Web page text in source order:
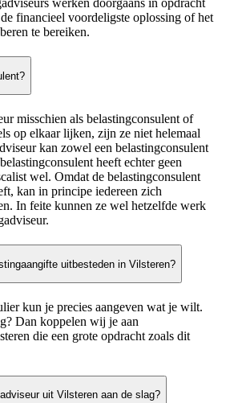
werken doorgaans in opdracht
financieel voordeligste oplossing of het
te bereiken.
misschien als belastingconsulent of
op elkaar lijken, zijn ze niet helemaal
kan zowel een belastingconsulent
heeft echter geen
wel. Omdat de belastingconsulent
kan in principe iedereen zich
In feite kunnen ze wel hetzelfde werk
uitbesteden in Vilsteren?
kun je precies aangeven wat je wilt.
Dan koppelen wij je aan
die een grote opdracht zoals dit
uit Vilsteren aan de slag?